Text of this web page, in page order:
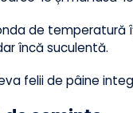
pentru a obține
10-15 minute.
bucățile de pui